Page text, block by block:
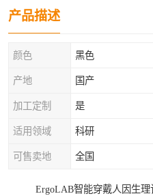
产品描述
颜色 黑色
产地 国产
加工定制 是
适用领域 科研
可售卖地 全国
ErgoLAB智能穿戴人因生